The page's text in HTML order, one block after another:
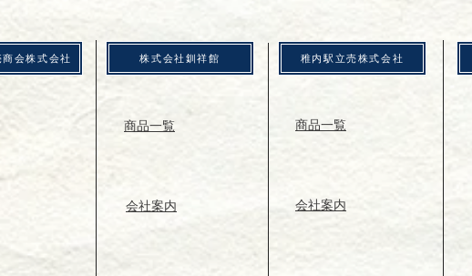
会株式会社 株式会社釧祥館
商品一覧
会社案内
稚内駅立売株式会社
商品一覧
会社案内